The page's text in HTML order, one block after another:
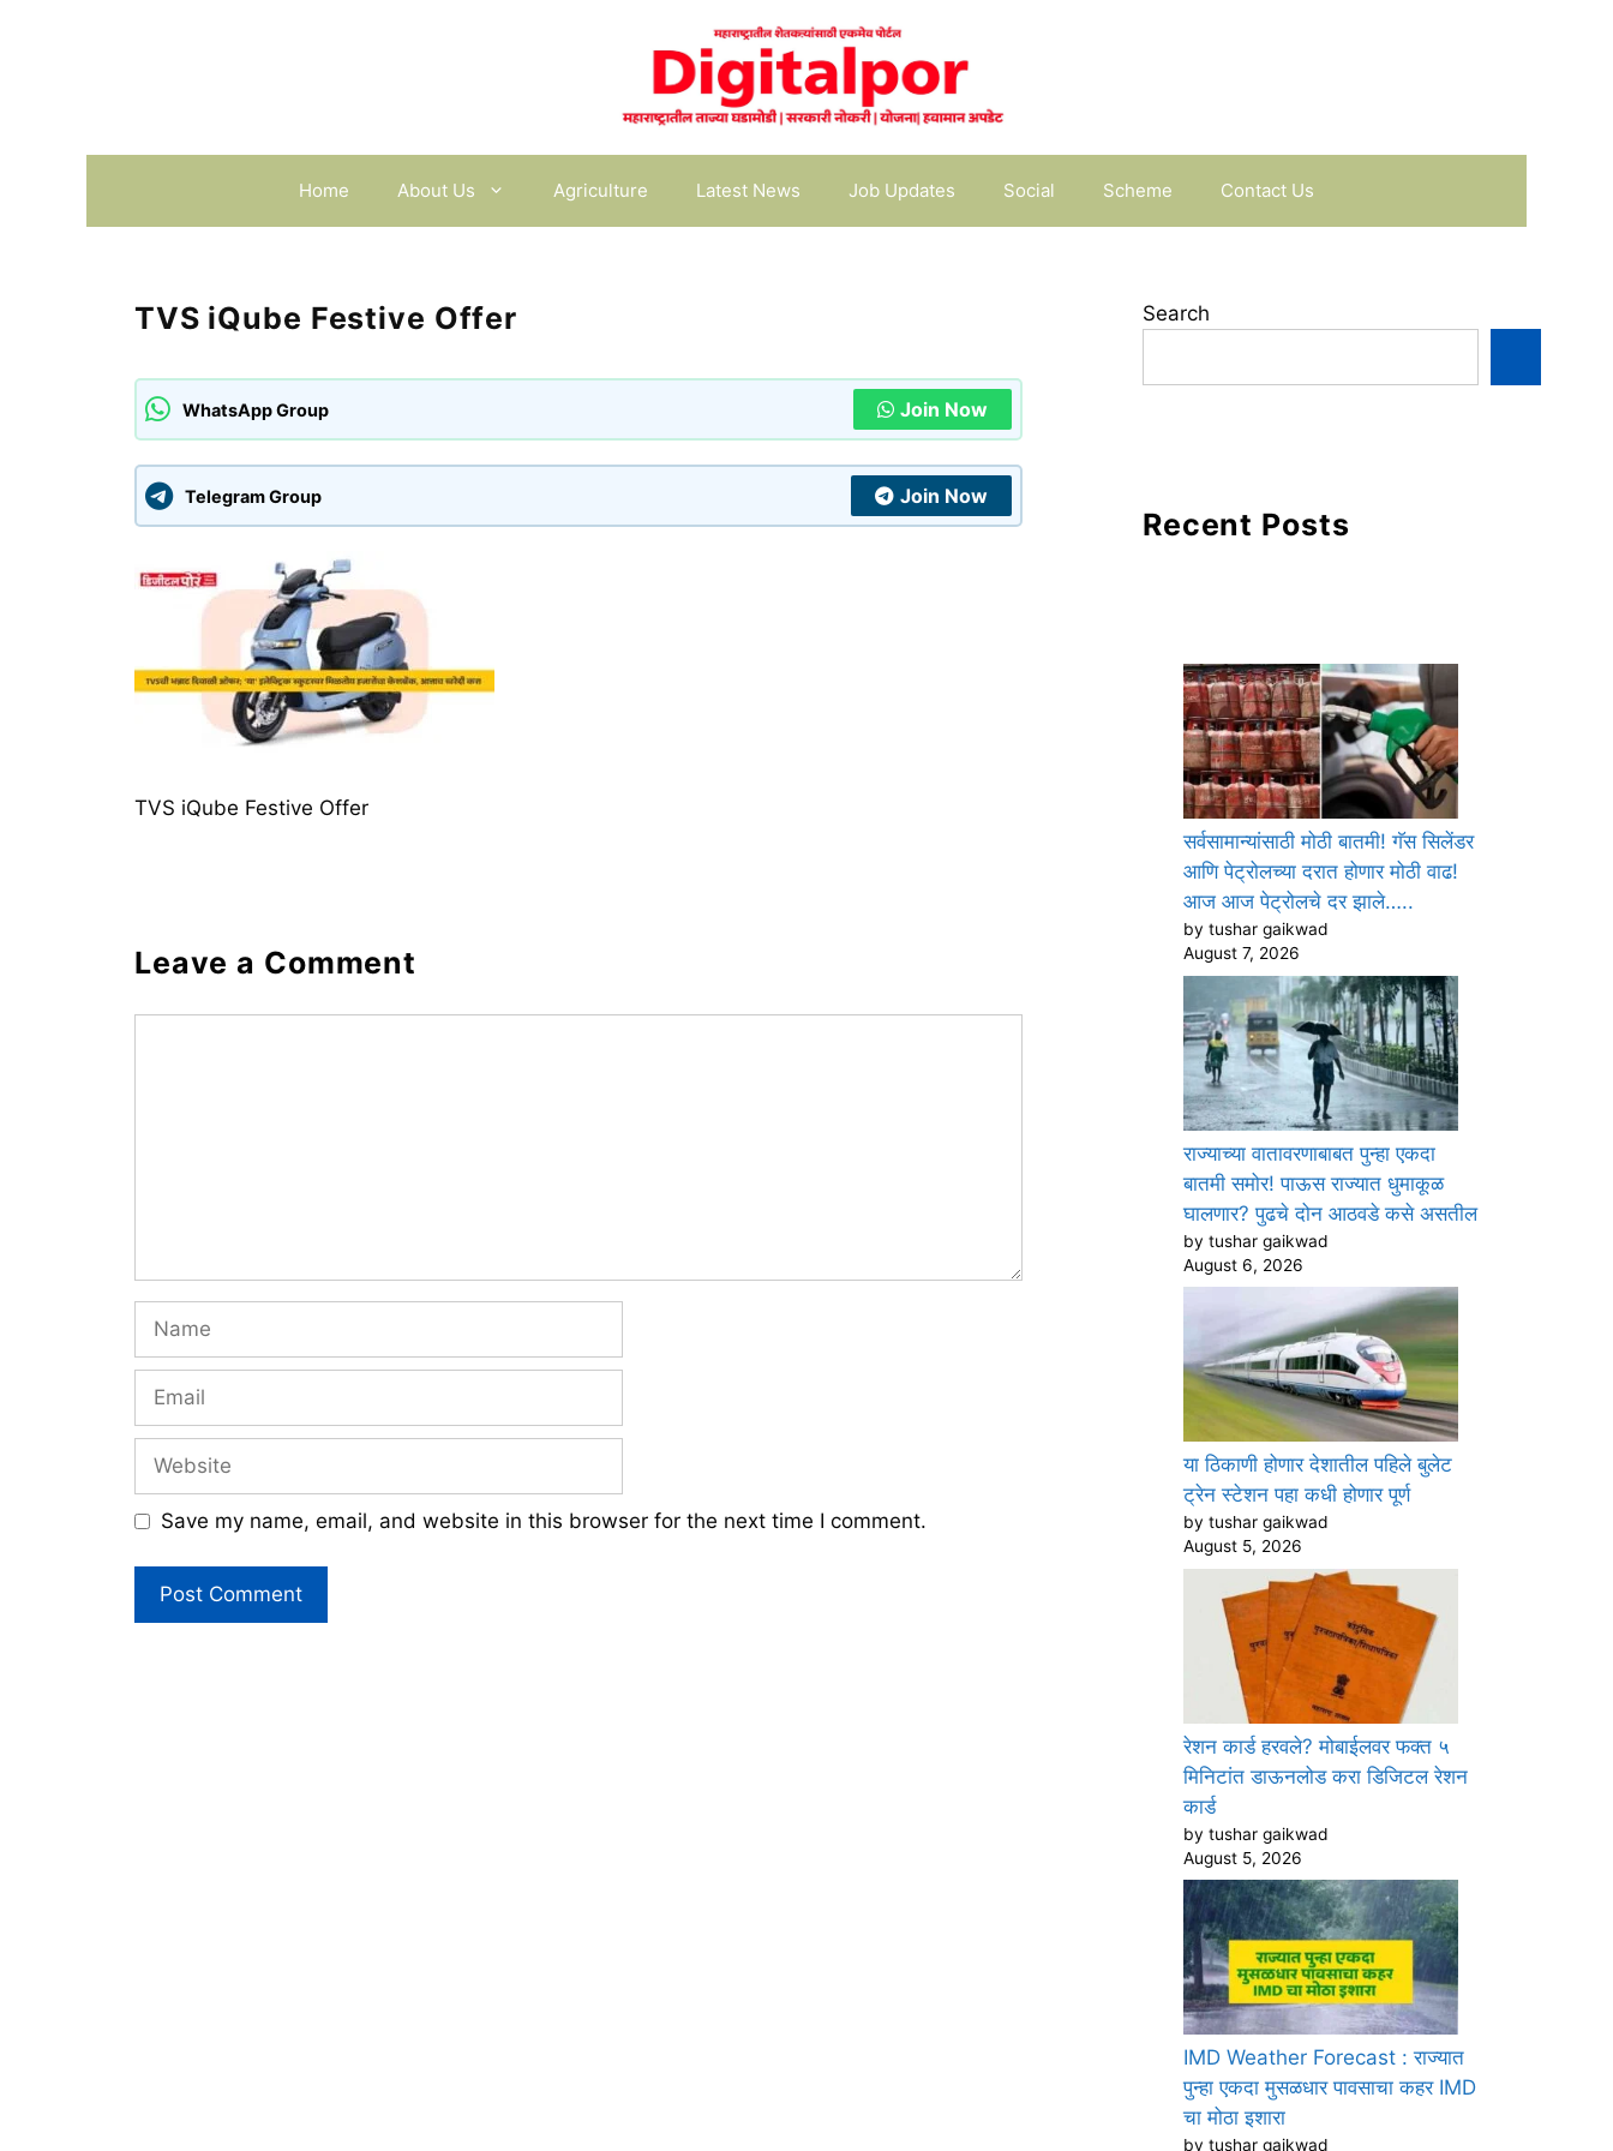
Home About Us Agriculture Latest News Job Updates Social Scheme Contact Us
TVS iQube Festive Offer
WhatsApp Group Join Now
Telegram Group Join Now
TVS iQube Festive Offer
Leave a Comment
Save my name, email, and website in this browser for the next time I comment.
Search
Recent Posts
सर्वसामान्यांसाठी मोठी बातमी! गॅस सिलेंडर
आणि पेट्रोलच्या दरात होणार मोठी वाढ!
आज आज पेट्रोलचे दर झाले…..
by tushar gaikwad
August 7, 2026
राज्याच्या वातावरणाबाबत पुन्हा एकदा
बातमी समोर! पाऊस राज्यात धुमाकूळ
घालणार? पुढचे दोन आठवडे कसे असतील
by tushar gaikwad
August 6, 2026
या ठिकाणी होणार देशातील पहिले बुलेट
ट्रेन स्टेशन पहा कधी होणार पूर्ण
by tushar gaikwad
August 5, 2026
रेशन कार्ड हरवले? मोबाईलवर फक्त ५
मिनिटांत डाऊनलोड करा डिजिटल रेशन
कार्ड
by tushar gaikwad
August 5, 2026
IMD Weather Forecast : राज्यात
पुन्हा एकदा मुसळधार पावसाचा कहर IMD
चा मोठा इशारा
by tushar gaikwad